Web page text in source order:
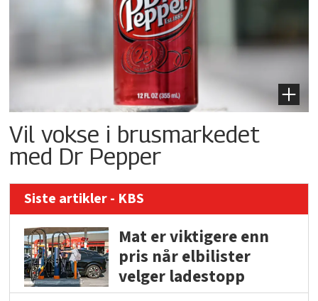
Vil vokse i brusmarkedet
med Dr Pepper
Siste artikler - KBS
Mat er viktigere enn
pris når elbilister
velger ladestopp